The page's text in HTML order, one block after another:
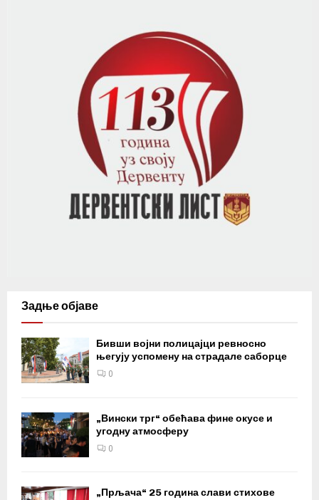
Задње објаве
Бивши војни полицајци ревносно
његују успомену на страдале саборце
0
„Вински трг“ обећава фине окусе и
угодну атмосферу
0
„Прљача“ 25 година слави стихове